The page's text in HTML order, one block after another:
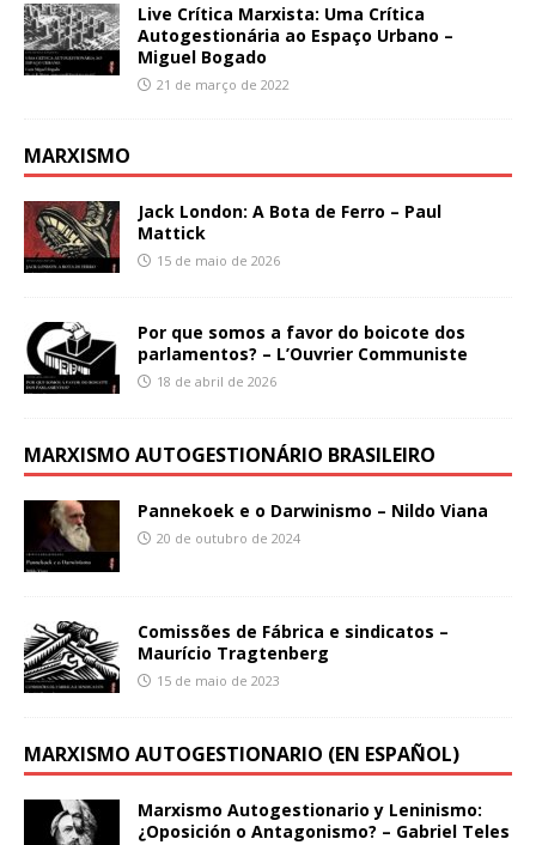
Live Crítica Marxista: Uma Crítica
Autogestionária ao Espaço Urbano –
Miguel Bogado
21 de março de 2022
MARXISMO
Jack London: A Bota de Ferro – Paul
Mattick
15 de maio de 2026
Por que somos a favor do boicote dos
parlamentos? – L’Ouvrier Communiste
18 de abril de 2026
MARXISMO AUTOGESTIONÁRIO BRASILEIRO
Pannekoek e o Darwinismo – Nildo Viana
20 de outubro de 2024
Comissões de Fábrica e sindicatos –
Maurício Tragtenberg
15 de maio de 2023
MARXISMO AUTOGESTIONARIO (EN ESPAÑOL)
Marxismo Autogestionario y Leninismo:
¿Oposición o Antagonismo? – Gabriel Teles